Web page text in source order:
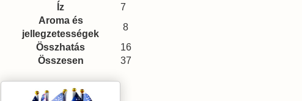
Íz
7
Aroma és
jellegzetességek
8
Összhatás
16
Összesen
37